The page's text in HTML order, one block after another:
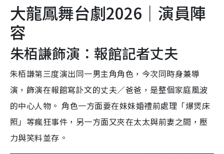
大龍鳳舞台劇2026｜演員陣
容
朱栢謙飾演：報館記者丈夫
朱栢謙第三度演出同一男主角角色，今次同時身兼導
演，飾演在報館寫訃文的丈夫／爸爸，是整個家庭風波
的中心人物。 角色一方面要在妹妹婚禮前處理「爆煲床
照」等瘋狂事件，另一方面又夾在太太與前妻之間，壓
力與笑料並存。